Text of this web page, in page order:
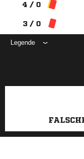
4 / 0
3 / 0
Legende